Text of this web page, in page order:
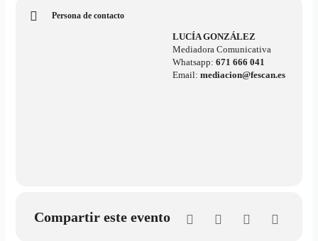
Persona de contacto
LUCÍA GONZÁLEZ
Mediadora Comunicativa
Whatsapp:671 666 041
Email:mediacion@fescan.es
Compartir este evento